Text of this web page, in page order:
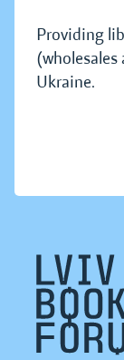
Providing
Ukraine.